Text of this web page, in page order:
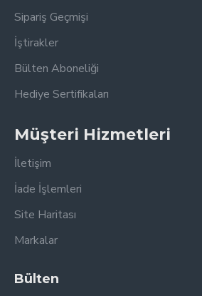
Sipariş Geçmişi
İştirakler
Bülten Aboneliği
Hediye Sertifikaları
Müşteri Hizmetleri
İletişim
İade İşlemleri
Site Haritası
Markalar
Bülten